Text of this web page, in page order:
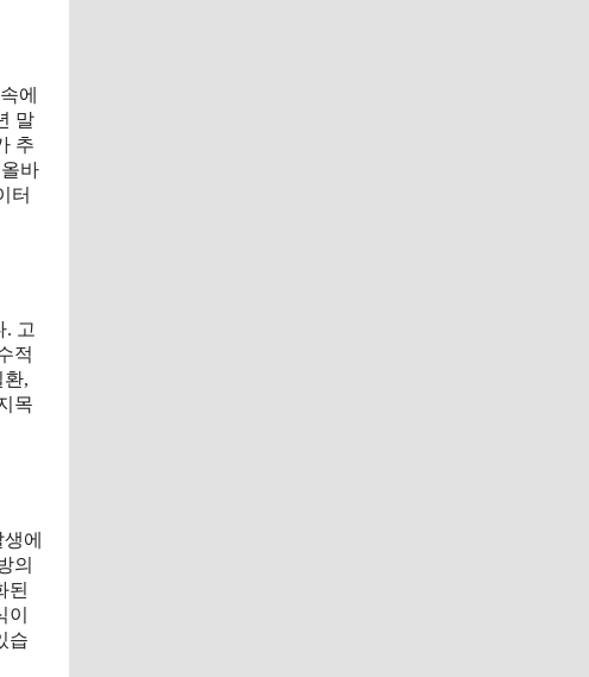
에
말
추
바
터
. 고
적
,
목
에
의
된
습